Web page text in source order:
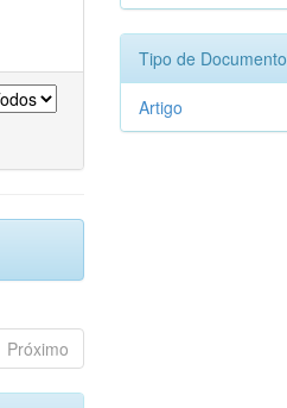
Próximo
Tipo de Documento
Artigo